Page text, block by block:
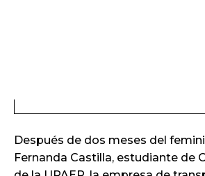
Después de dos meses del
Fernanda Castilla, estudiante de